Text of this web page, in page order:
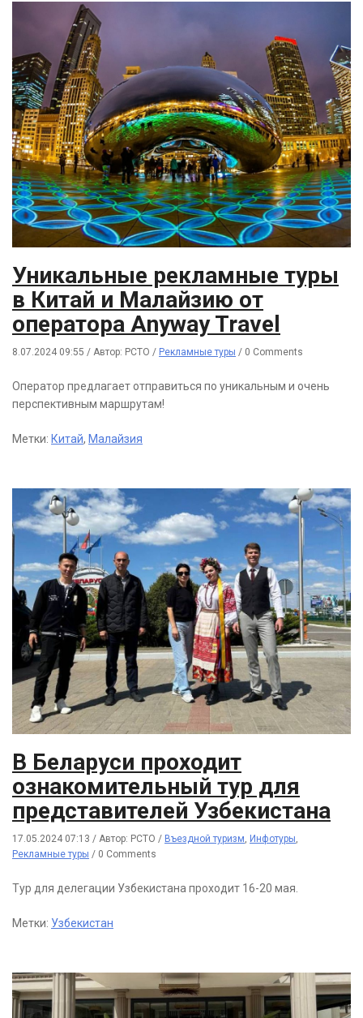
Уникальные рекламные туры
в Китай и Малайзию от
оператора Anyway Travel
8.07.2024 09:55 / Автор: РСТО / Рекламные туры / 0 Comments
Оператор предлагает отправиться по уникальным и очень
перспективным маршрутам!
Метки: Китай, Малайзия
В Беларуси проходит
ознакомительный тур для
представителей Узбекистана
17.05.2024 07:13 / Автор: РСТО / Въездной туризм Инфотуры
Рекламные туры / 0 Comments
Тур для делегации Узбекистана проходит 16-20 мая.
Метки: Узбекистан